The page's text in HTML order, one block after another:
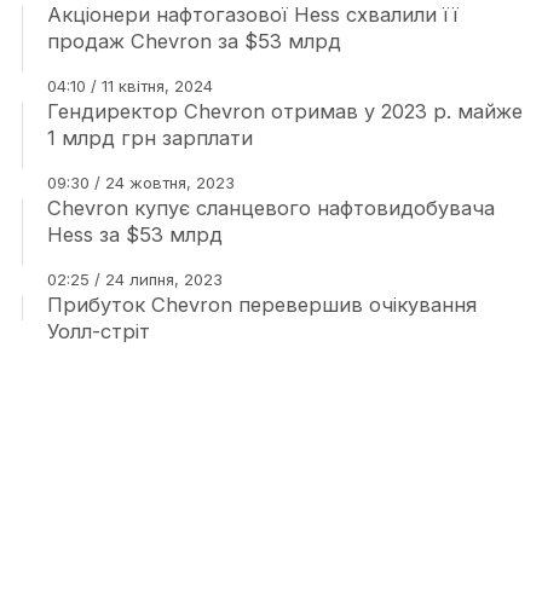
Акціонери нафтогазової Hess схвалили її
продаж Chevron за $53 млрд
04:10 / 11 квітня, 2024
Гендиректор Chevron отримав у 2023 р. майже
1 млрд грн зарплати
09:30 / 24 жовтня, 2023
Chevron купує сланцевого нафтовидобувача
Hess за $53 млрд
02:25 / 24 липня, 2023
Прибуток Chevron перевершив очікування
Уолл-стріт